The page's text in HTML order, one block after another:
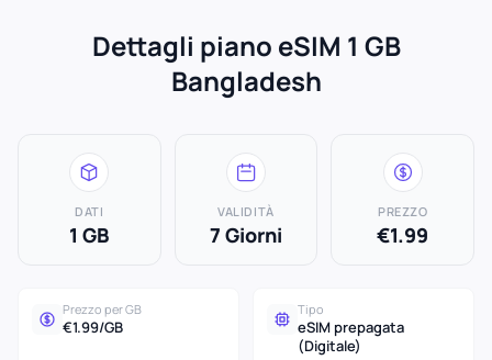
Dettagli piano eSIM 1 GB
Bangladesh
DATI
1 GB
VALIDITÀ
7 Giorni
PREZZO
€1.99
Prezzo per GB
€1.99/GB
Tipo
eSIM prepagata
(Digitale)